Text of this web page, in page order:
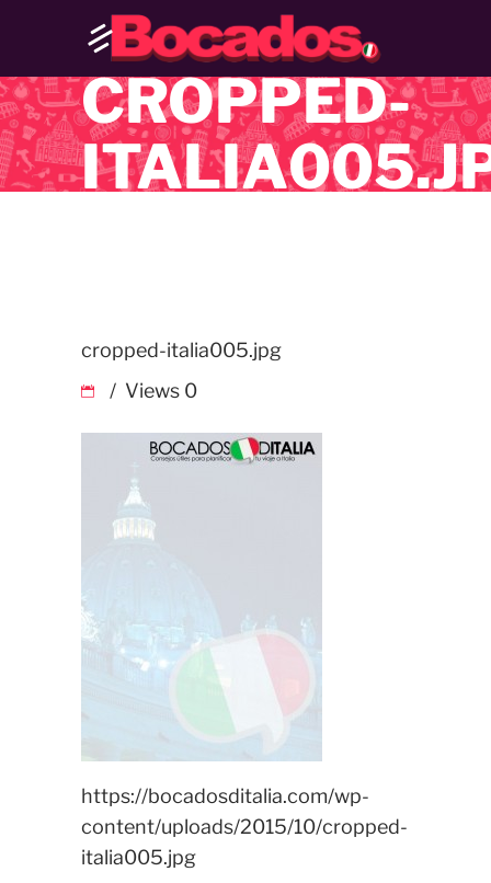
CROPPED-
cropped-italia005.jpg
Views 0
https://bocadosditalia.com/wp-
content/uploads/2015/10/cropped-
italia005.jpg